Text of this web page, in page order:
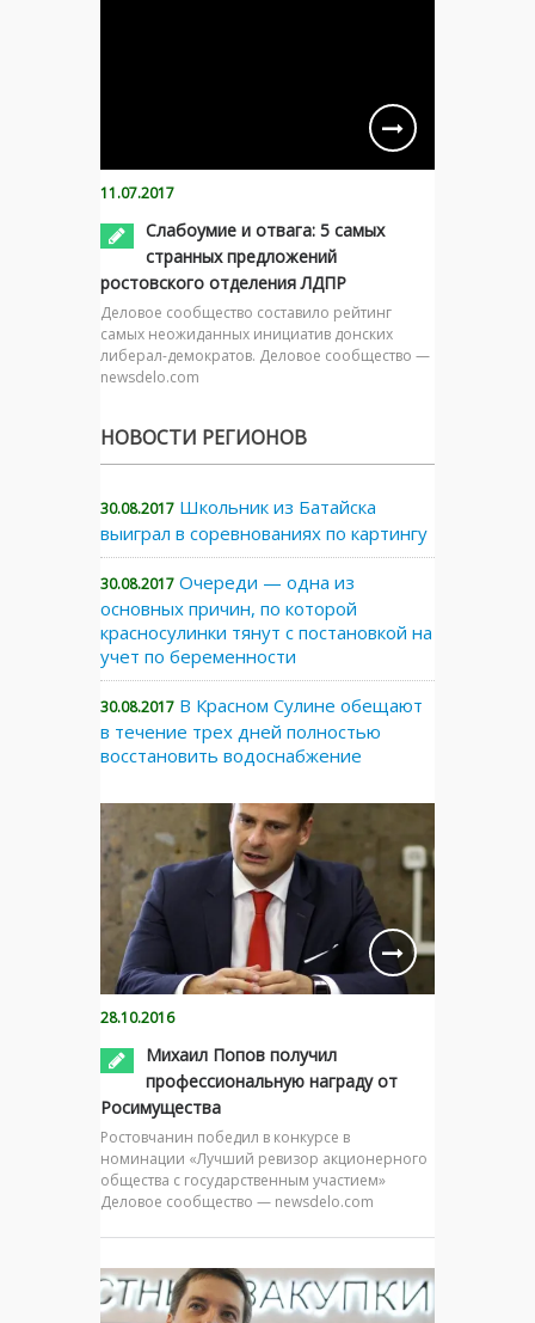
11.07.2017
Слабоумие и отвага: 5 самых
странных предложений
ростовского отделения ЛДПР
Деловое сообщество составило рейтинг
самых неожиданных инициатив донских
либерал-демократов. Деловое сообщество —
newsdelo.com
НОВОСТИ РЕГИОНОВ
30.08.2017 Школьник из Батайска
выиграл в соревнованиях по картингу
30.08.2017 Очереди — одна из
основных причин, по которой
красносулинки тянут с постановкой на
учет по беременности
30.08.2017 В Красном Сулине обещают
в течение трех дней полностью
восстановить водоснабжение
28.10.2016
Михаил Попов получил
профессиональную награду от
Росимущества
Ростовчанин победил в конкурсе в
номинации «Лучший ревизор акционерного
общества с государственным участием»
Деловое сообщество — newsdelo.com